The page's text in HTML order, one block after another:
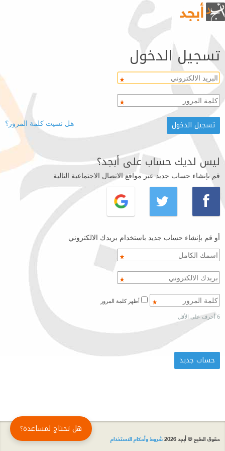
تسجيل الدخول
هل نسيت كلمة المرور؟
ليس لديك حساب على أبجد؟
قم بإنشاء حساب جديد عبر مواقع الاتصال الاجتماعية التالية
أو قم بإنشاء حساب جديد باستخدام بريدك الالكتروني
6 أحرف على الأقل
حقوق الطبع © أبجد 2026 شروط وأحكام الاستخدام
هل تحتاج لمساعدة؟